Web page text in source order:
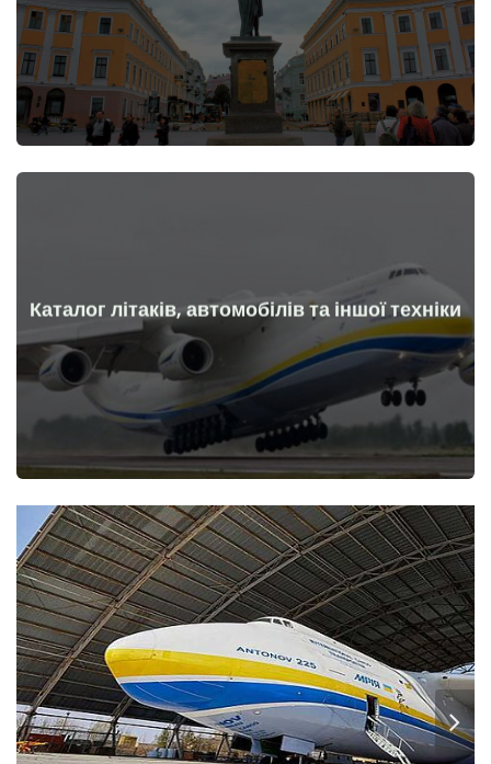
Пам'ятники, витвори мистецтва до та після початку
війни
Каталог літаків, автомобілів та іншої техніки
Літаки, машини, технічні засоби до та після початку війни
Докладніше